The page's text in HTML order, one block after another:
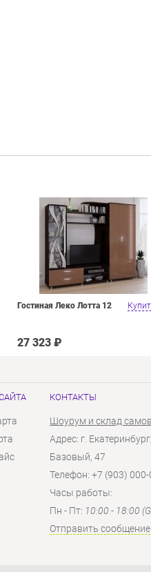
Гостиная Леко Лотта 12
27 323 ₽
КОНТАКТЫ
Шоурум и склад
Адрес: г.
Базовый, 47
Телефон: +7 (903)
Часы работы:
Пн - Пт: 10:00 - 18:00
Отправить сообщение